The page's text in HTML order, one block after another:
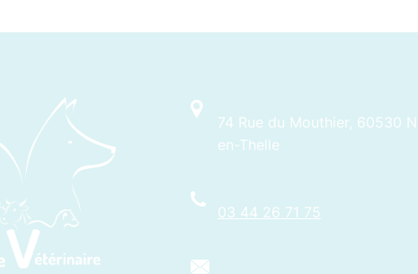
74 Rue du Mouthier, 60530
en-Thelle
03 44 26 71 75